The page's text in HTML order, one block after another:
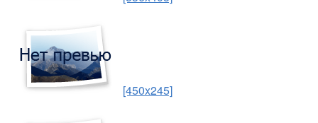
[450x245]